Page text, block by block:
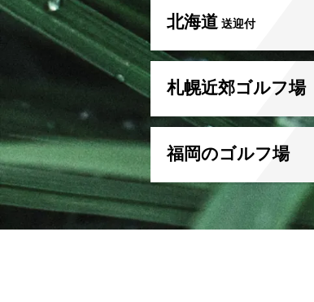
北海道送迎付
札幌近郊ゴルフ場
福岡のゴルフ場